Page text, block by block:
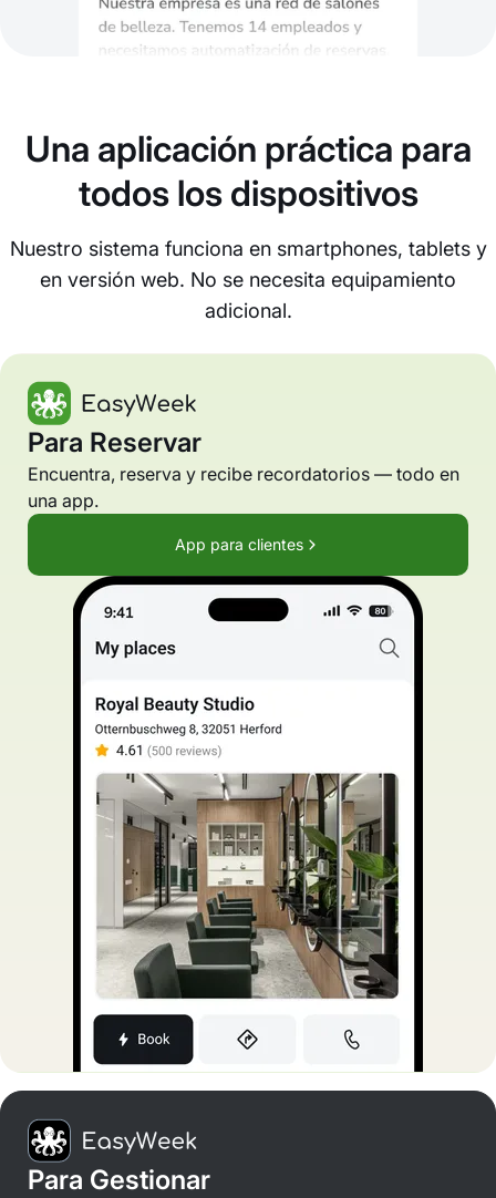
Una aplicación práctica para
todos los dispositivos
Nuestro sistema funciona en smartphones, tablets y
en versión web. No se necesita equipamiento
adicional.
Para Reservar
Encuentra, reserva y recibe recordatorios — todo en
una app.
App para clientes
Para Gestionar